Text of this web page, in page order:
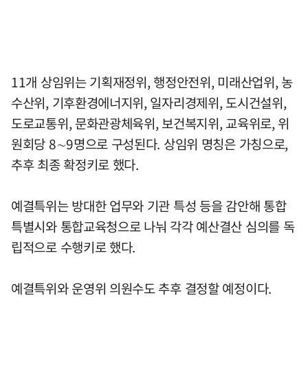
11개 상임위는 기획재정위, 행정안전위, 미래산업위, 농
수산위, 기후환경에너지위, 일자리경제위, 도시건설위,
도로교통위, 문화관광체육위, 보건복지위, 교육위로, 위
원회당 8∼9명으로 구성된다. 상임위 명칭은 가칭으로,
추후 최종 확정키로 했다.
예결특위는 방대한 업무와 기관 특성 등을 감안해 통합
특별시와 통합교육청으로 나눠 각각 예산결산 심의를 독
립적으로 수행키로 했다.
예결특위와 운영위 의원수도 추후 결정할 예정이다.